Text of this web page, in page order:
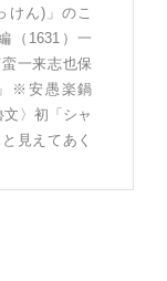
ん)」のこ
（1631）一
一来志也保
※安愚楽鍋
文〉初「シャ
見えてあく